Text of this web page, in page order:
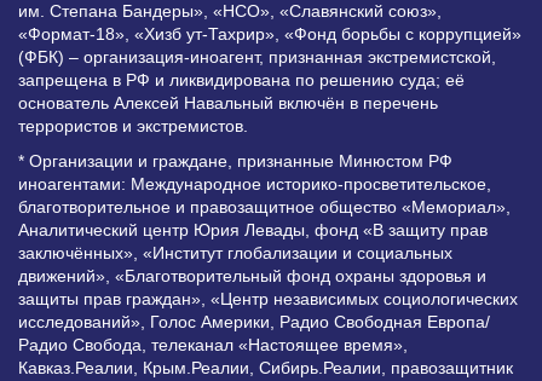
им. Степана Бандеры», «НСО», «Славянский союз»,
«Формат-18», «Хизб ут-Тахрир», «Фонд борьбы с коррупцией»
(ФБК) – организация-иноагент, признанная экстремистской,
запрещена в РФ и ликвидирована по решению суда; её
основатель Алексей Навальный включён в перечень
террористов и экстремистов.
* Организации и граждане, признанные Минюстом РФ
иноагентами: Международное историко-просветительское,
благотворительное и правозащитное общество «Мемориал»,
Аналитический центр Юрия Левады, фонд «В защиту прав
заключённых», «Институт глобализации и социальных
движений», «Благотворительный фонд охраны здоровья и
защиты прав граждан», «Центр независимых социологических
исследований», Голос Америки, Радио Свободная Европа/
Радио Свобода, телеканал «Настоящее время»,
Кавказ.Реалии, Крым.Реалии, Сибирь.Реалии, правозащитник